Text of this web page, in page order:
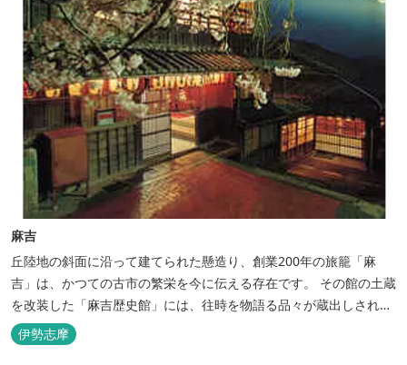
麻吉
丘陸地の斜面に沿って建てられた懸造り、創業200年の旅籠「麻
吉」は、かつての古市の繁栄を今に伝える存在です。 その館の土蔵
を改装した「麻吉歴史館」には、往時を物語る品々が蔵出しされ、
お伊勢参り華やかなりし頃へとお誘い致します。
伊勢志摩